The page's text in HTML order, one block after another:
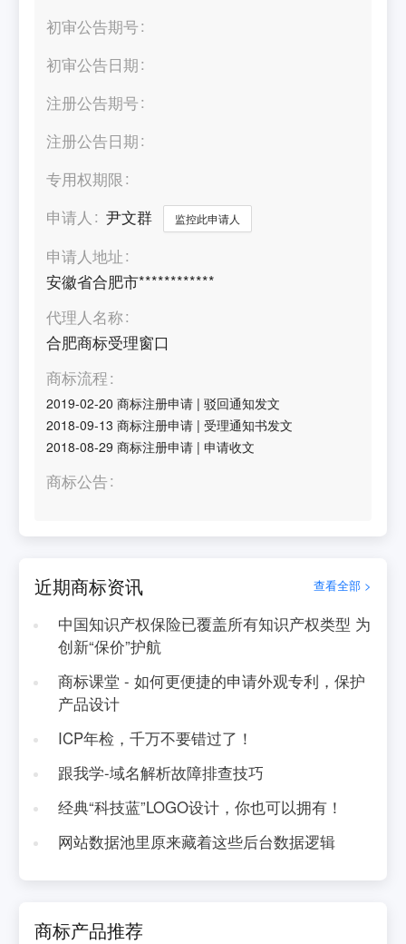
初审公告期号
初审公告日期
注册公告期号
注册公告日期
专用权期限
申请人
尹文群 监控此申请人
申请人地址
安徽省合肥市************
代理人名称
合肥商标受理窗口
商标流程
2019-02-20 商标注册申请 |驳回通知发文
2018-09-13 商标注册申请 |受理通知书发文
2018-08-29 商标注册申请 |申请收文
商标公告
近期商标资讯 查看全部 >
中国知识产权保险已覆盖所有知识产权类型 为
创新“保价”护航
商标课堂 - 如何更便捷的申请外观专利，保护
产品设计
ICP年检，千万不要错过了！
跟我学-域名解析故障排查技巧
经典“科技蓝”LOGO设计，你也可以拥有！
网站数据池里原来藏着这些后台数据逻辑
商标产品推荐